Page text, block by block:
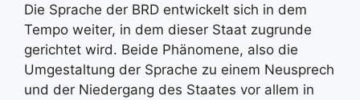
Die Sprache der BRD entwickelt sich in dem
Tempo weiter, in dem dieser Staat zugrunde
gerichtet wird. Beide Phänomene, also die
Umgestaltung der Sprache zu einem Neusprech
und der Niedergang des Staates vor allem in